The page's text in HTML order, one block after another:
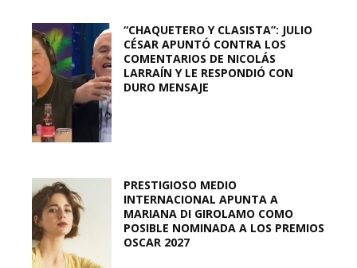
“CHAQUETERO Y CLASISTA”: JULIO
CÉSAR APUNTÓ CONTRA LOS
COMENTARIOS DE NICOLÁS
LARRAÍN Y LE RESPONDIÓ CON
DURO MENSAJE
PRESTIGIOSO MEDIO
INTERNACIONAL APUNTA A
MARIANA DI GIROLAMO COMO
POSIBLE NOMINADA A LOS PREMIOS
OSCAR 2027